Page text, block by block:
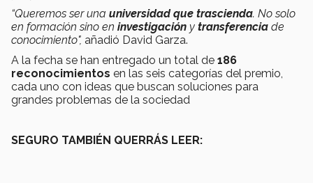
“Queremos ser una universidad que trascienda. No solo
en formación sino en investigación y transferencia de
conocimiento", añadió David Garza.
A la fecha se han entregado un total de 186
reconocimientos en las seis categorías del premio,
cada uno con ideas que buscan soluciones para
grandes problemas de la sociedad
SEGURO TAMBIÉN QUERRÁS LEER: